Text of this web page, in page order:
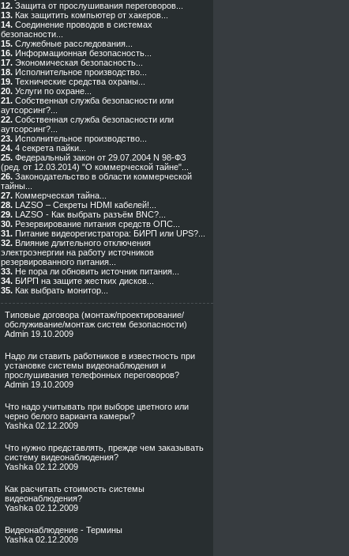
12. Защита от прослушивания переговоров...
13. Как защитить компьютер от хакеров...
14. Cоединение проводов в системах
безопасности...
15. Служебные расследования...
16. Информационная безопасность...
17. Экономическая безопасность...
18. Исполнительное производство...
19. Технические средства охраны...
20. Услуги по охране...
21. Собственная служба безопасности или
аутсорсинг?...
22. Собственная служба безопасности или
аутсорсинг?...
23. Исполнительное производство...
24. 4 секрета пайки...
25. Федеральный закон от 29.07.2004 N 98-ФЗ
(ред. от 12.03.2014) "О коммерческой тайне"...
26. Законодательство в области коммерческой
тайны...
27. Коммерческая тайна...
28. LAZSO – Секреты HDMI кабелей!...
29. LAZSO - Как выбрать разъём BNC?...
30. Резервирование питания средств ОПС...
31. Питание видеорегистратора: БИРП или UPS?...
32. Влияние длительного отключения
электроэнергии на работу источников
резервированного питания...
33. Не пора ли обновить источник питания...
34. БИРП на защите жестких дисков...
35. Как выбрать монитор...
Типовые договора (монтаж/проектирование/
обслуживание/монтаж систем безопасности)
Admin 19.10.2009
Надо ли ставить работников в известность при
установке системы видеонаблюдения и
прослушивания телефонных переговоров?
Admin 19.10.2009
Что надо учитывать при выборе цветного или
черно белого варианта камеры?
Yashka 02.12.2009
Что нужно представлять, прежде чем заказывать
систему видеонаблюдения?
Yashka 02.12.2009
Как расчитать стоимость системы
видеонаблюдения?
Yashka 02.12.2009
Видеонаблюдение - Термины
Yashka 02.12.2009